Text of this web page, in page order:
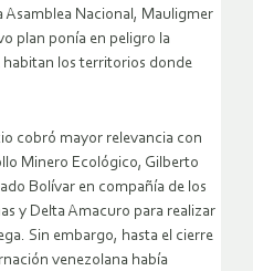
Asamblea Nacional, Mauligmer
plan ponía en peligro la
habitan los territorios donde
cobró mayor relevancia con
Minero Ecológico, Gilberto
Bolívar en compañía de los
y Delta Amacuro para realizar
Sin embargo, hasta el cierre
venezolana había